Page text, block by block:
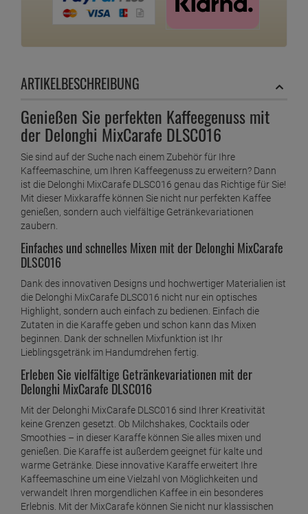
ARTIKELBESCHREIBUNG
Genießen Sie perfekten Kaffeegenuss mit
der Delonghi MixCarafe DLSC016
Sie sind auf der Suche nach einem Zubehör für Ihre
Kaffeemaschine, um Ihren Kaffeegenuss zu erweitern? Dann
ist die Delonghi MixCarafe DLSC016 genau das Richtige für Sie!
Mit dieser Mixkaraffe können Sie nicht nur perfekten Kaffee
genießen, sondern auch vielfältige Getränkevariationen
zaubern.
Einfaches und schnelles Mixen mit der Delonghi MixCarafe
DLSC016
Dank des innovativen Designs und hochwertiger Materialien ist
die Delonghi MixCarafe DLSC016 nicht nur ein optisches
Highlight, sondern auch einfach zu bedienen. Einfach die
Zutaten in die Karaffe geben und schon kann das Mixen
beginnen. Dank der schnellen Mixfunktion ist Ihr
Lieblingsgetränk im Handumdrehen fertig.
Erleben Sie vielfältige Getränkevariationen mit der
Delonghi MixCarafe DLSC016
Mit der Delonghi MixCarafe DLSC016 sind Ihrer Kreativität
keine Grenzen gesetzt. Ob Milchshakes, Cocktails oder
Smoothies – in dieser Karaffe können Sie alles mixen und
genießen. Die Karaffe ist außerdem geeignet für kalte und
warme Getränke. Diese innovative Karaffe erweitert Ihre
Kaffeemaschine um eine Vielzahl von Möglichkeiten und
verwandelt Ihren morgendlichen Kaffee in ein besonderes
Erlebnis. Mit der MixCarafe können Sie nicht nur klassischen